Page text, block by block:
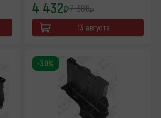
4 432₽7 386₽
13 августа
-30%